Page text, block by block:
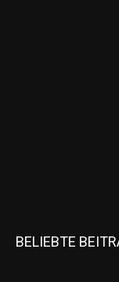
BELIEBTE